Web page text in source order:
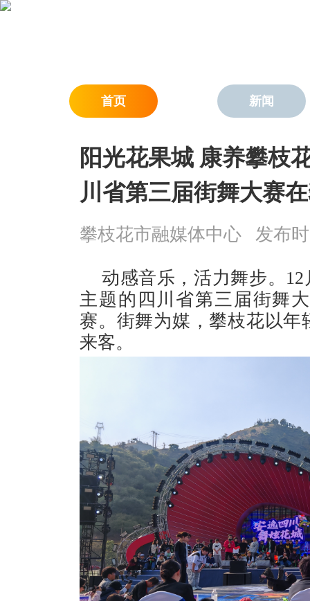
首页 新闻
阳光花果城 康养攀枝
川省第三届街舞大赛
攀枝花市融媒体中心 发布
动感音乐，活力舞步。
主题的四川省第三届街舞
赛。街舞为媒，攀枝花以
来客。